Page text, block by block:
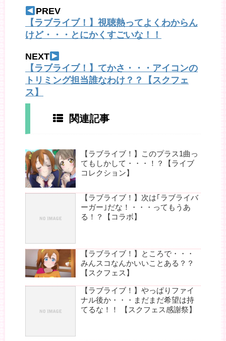
PREV
【ラブライブ！】視聴熱ってよくわからん
けど・・・とにかくすごいな！！
NEXT
【ラブライブ！】てかさ・・・アイコンの
トリミング担当誰なわけ？？【スクフェ
ス】
関連記事
【ラブライブ！】このプラス1曲っ
てもしかして・・・！？【ライブ
コレクション】
【ラブライブ！】次は｢ラブライバ
ーガー｣だな！・・・ってもうあ
る！？【コラボ】
【ラブライブ！】ところで・・・
みんスコなんかいいことある？？
【スクフェス】
【ラブライブ！】やっぱりファイ
ナル後か・・・まだまだ希望は持
てるな！！ 【スクフェス感謝祭】